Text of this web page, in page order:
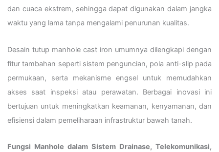
dan cuaca ekstrem, sehingga dapat digunakan dalam jangka
waktu yang lama tanpa mengalami penurunan kualitas.
Desain tutup manhole cast iron umumnya dilengkapi dengan
fitur tambahan seperti sistem penguncian, pola anti-slip pada
permukaan, serta mekanisme engsel untuk memudahkan
akses saat inspeksi atau perawatan. Berbagai inovasi ini
bertujuan untuk meningkatkan keamanan, kenyamanan, dan
efisiensi dalam pemeliharaan infrastruktur bawah tanah.
Fungsi Manhole dalam Sistem Drainase, Telekomunikasi,